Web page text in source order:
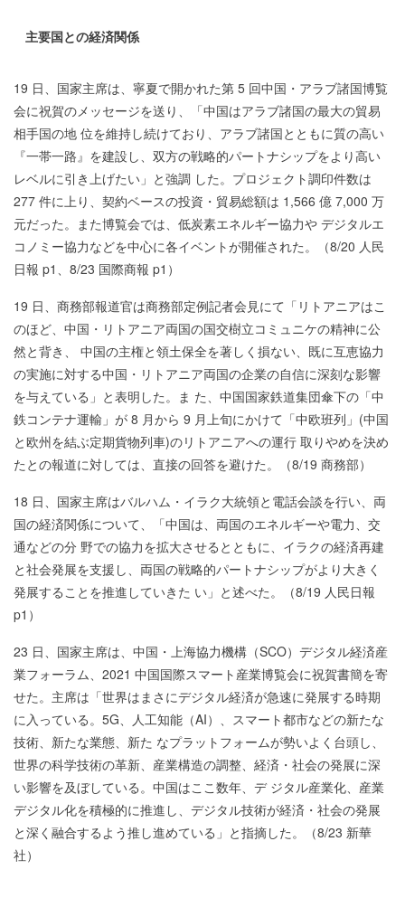
主要国との経済関係
19 日、国家主席は、寧夏で開かれた第 5 回中国・アラブ諸国博覧
会に祝賀のメッセージを送り、「中国はアラブ諸国の最大の貿易
相手国の地 位を維持し続けており、アラブ諸国とともに質の高い
『一帯一路』を建設し、双方の戦略的パートナシップをより高い
レベルに引き上げたい」と強調 した。プロジェクト調印件数は
277 件に上り、契約ベースの投資・貿易総額は 1,566 億 7,000 万
元だった。また博覧会では、低炭素エネルギー協力や デジタルエ
コノミー協力などを中心に各イベントが開催された。（8/20 人民
日報 p1、8/23 国際商報 p1）
19 日、商務部報道官は商務部定例記者会見にて「リトアニアはこ
のほど、中国・リトアニア両国の国交樹立コミュニケの精神に公
然と背き、 中国の主権と領土保全を著しく損ない、既に互恵協力
の実施に対する中国・リトアニア両国の企業の自信に深刻な影響
を与えている」と表明した。ま た、中国国家鉄道集団傘下の「中
鉄コンテナ運輸」が 8 月から 9 月上旬にかけて「中欧班列」(中国
と欧州を結ぶ定期貨物列車)のリトアニアへの運行 取りやめを決め
たとの報道に対しては、直接の回答を避けた。（8/19 商務部）
18 日、国家主席はバルハム・イラク大統領と電話会談を行い、両
国の経済関係について、「中国は、両国のエネルギーや電力、交
通などの分 野での協力を拡大させるとともに、イラクの経済再建
と社会発展を支援し、両国の戦略的パートナシップがより大きく
発展することを推進していきた い」と述べた。（8/19 人民日報
p1）
23 日、国家主席は、中国・上海協力機構（SCO）デジタル経済産
業フォーラム、2021 中国国際スマート産業博覧会に祝賀書簡を寄
せた。主席は「世界はまさにデジタル経済が急速に発展する時期
に入っている。5G、人工知能（AI）、スマート都市などの新たな
技術、新たな業態、新た なプラットフォームが勢いよく台頭し、
世界の科学技術の革新、産業構造の調整、経済・社会の発展に深
い影響を及ぼしている。中国はここ数年、デ ジタル産業化、産業
デジタル化を積極的に推進し、デジタル技術が経済・社会の発展
と深く融合するよう推し進めている」と指摘した。（8/23 新華
社）